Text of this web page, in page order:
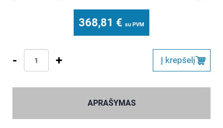
368,81 € su PVM
- + Į krepšelį
APRAŠYMAS